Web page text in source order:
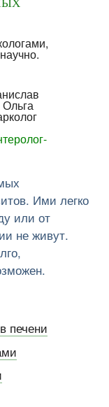
Ими легко
или от
не живут.
печени